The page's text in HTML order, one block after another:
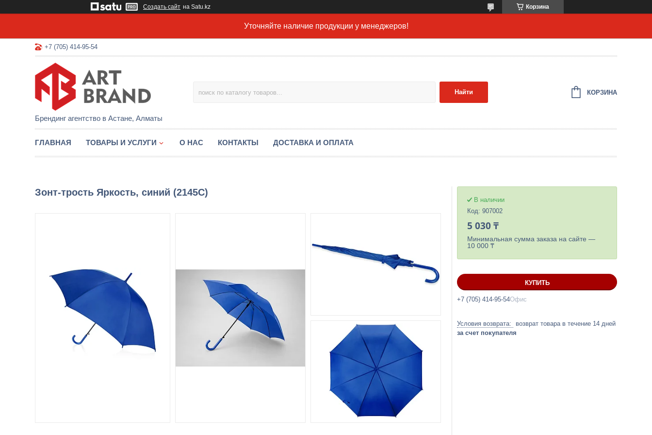
Создать сайт на Satu.kz Корзина
Уточняйте наличие продукции у менеджеров!
+7 (705) 414-95-54
Брендинг агентство в Астане, Алматы
Найти КОРЗИНА
ГЛАВНАЯ ТОВАРЫ И УСЛУГИ О НАС КОНТАКТЫ ДОСТАВКА И ОПЛАТА
Зонт-трость Яркость, синий (2145C)
В наличии
Код: 907002
5 030 ₸
Минимальная сумма заказа на сайте —
10 000 ₸
КУПИТЬ
+7 (705) 414-95-54Офис
возврат товара в течение 14 дней
за счет покупателя